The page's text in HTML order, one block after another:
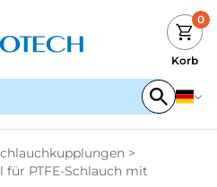
0
Korb
>
für PTFE-Schlauch mit